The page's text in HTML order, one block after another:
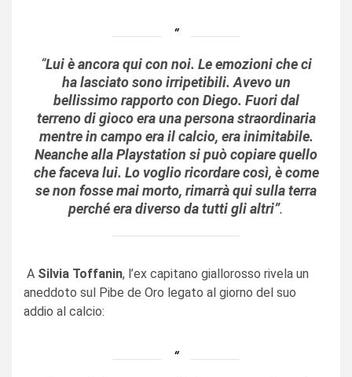
“Lui è ancora qui con noi. Le emozioni che ci
ha lasciato sono irripetibili. Avevo un
bellissimo rapporto con Diego. Fuori dal
terreno di gioco era una persona straordinaria
mentre in campo era il calcio, era inimitabile.
Neanche alla Playstation si può copiare quello
che faceva lui. Lo voglio ricordare così, è come
se non fosse mai morto, rimarrà qui sulla terra
perché era diverso da tutti gli altri”.
A Silvia Toffanin, l’ex capitano giallorosso rivela un
aneddoto sul Pibe de Oro legato al giorno del suo
addio al calcio: